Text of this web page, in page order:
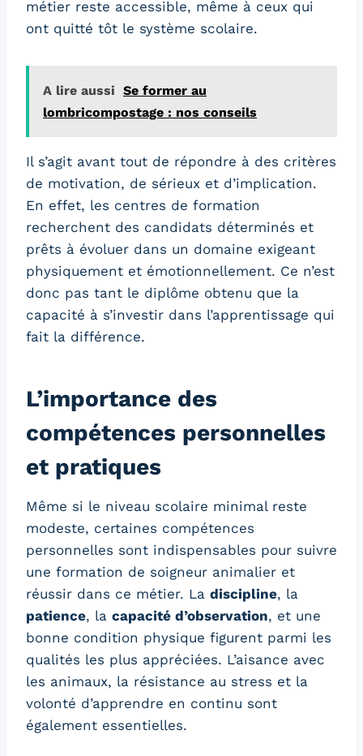
métier reste accessible, même à ceux qui
ont quitté tôt le système scolaire.
A lire aussi Se former au
lombricompostage : nos conseils
Il s’agit avant tout de répondre à des critères
de motivation, de sérieux et d’implication.
En effet, les centres de formation
recherchent des candidats déterminés et
prêts à évoluer dans un domaine exigeant
physiquement et émotionnellement. Ce n’est
donc pas tant le diplôme obtenu que la
capacité à s’investir dans l’apprentissage qui
fait la différence.
L’importance des
compétences personnelles
et pratiques
Même si le niveau scolaire minimal reste
modeste, certaines compétences
personnelles sont indispensables pour suivre
une formation de soigneur animalier et
réussir dans ce métier. La discipline, la
patience, la capacité d’observation, et une
bonne condition physique figurent parmi les
qualités les plus appréciées. L’aisance avec
les animaux, la résistance au stress et la
volonté d’apprendre en continu sont
également essentielles.